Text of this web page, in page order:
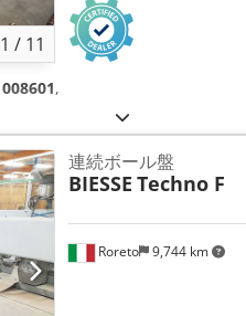
1 / 11
008601,
Roreto 9,744 km
連続ボール盤
BIESSE Techno F